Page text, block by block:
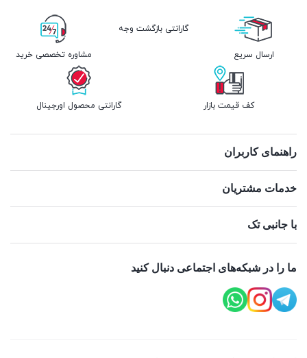
ارسال سریع
گارانتی بازگشت وجه
مشاوره تخصصی خرید
کف قیمت بازار گارانتی محصول اورجینال
راهنمای کاربران
خدمات مشتریان
با جانبی تک
ما را در شبکه‌های اجتماعی دنبال کنید